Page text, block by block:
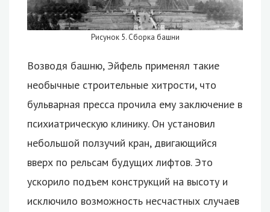
Рисунок 5. Сборка башни
Возводя башню, Эйфель применял такие
необычные строительные хитрости, что
бульварная пресса прочила ему заключение в
психиатрическую клинику. Он установил
небольшой ползучий кран, двигающийся
вверх по рельсам будущих лифтов. Это
ускорило подъем конструкций на высоту и
исключило возможность несчастных случаев